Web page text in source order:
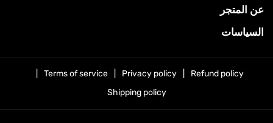
عن المتجر
السياسات
Refund policy
Privacy policy
Terms of service
Shipping policy